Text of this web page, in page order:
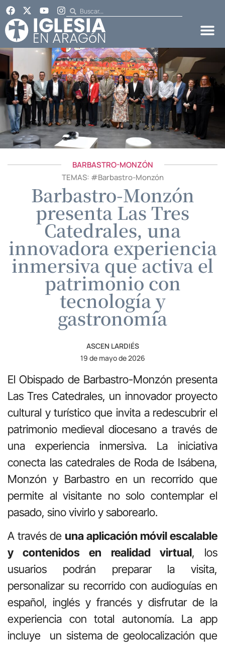
BARBASTRO-MONZÓN
TEMAS: #Barbastro-Monzón
Barbastro-Monzón
presenta Las Tres
Catedrales, una
innovadora experiencia
inmersiva que activa el
patrimonio con
tecnología y
gastronomía
ASCEN LARDIÉS
19 de mayo de 2026
El Obispado de Barbastro-Monzón presenta
Las Tres Catedrales, un innovador proyecto
cultural y turístico que invita a redescubrir el
patrimonio medieval diocesano a través de
una experiencia inmersiva. La iniciativa
conecta las catedrales de Roda de Isábena,
Monzón y Barbastro en un recorrido que
permite al visitante no solo contemplar el
pasado, sino vivirlo y saborearlo.
A través de una aplicación móvil escalable
y contenidos en realidad virtual, los
usuarios podrán preparar la visita,
personalizar su recorrido con audioguías en
español, inglés y francés y disfrutar de la
experiencia con total autonomía. La app
incluye un sistema de geolocalización que